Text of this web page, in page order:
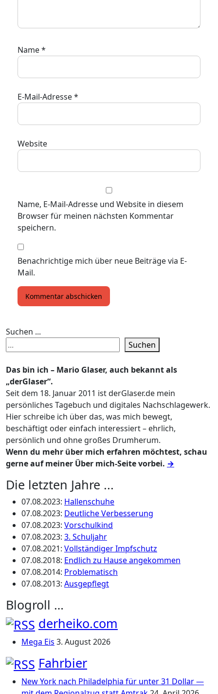
Name*
E-Mail-Adresse*
Website
Name, E-Mail-Adresse und Website in diesem
Browser für meinen nächsten Kommentar
speichern.
Benachrichtige mich über neue Beiträge via E-
Mail.
Suchen ...
Suchen
Das bin ich – Mario Glaser, auch bekannt als
„derGlaser“.
Seit dem 18. Januar 2011 ist derGlaser.de mein
persönliches Tagebuch und digitales Nachschlagewerk.
Hier schreibe ich über das, was mich bewegt,
beschäftigt oder einfach interessiert – ehrlich,
persönlich und ohne großes Drumherum.
Wenn du mehr über mich erfahren möchtest, schau
gerne auf meiner Über mich-Seite vorbei. →
Die letzten Jahre ...
07.08.2023: Hallenschuhe
07.08.2023: Deutliche Verbesserung
07.08.2023: Vorschulkind
07.08.2023: 3. Schuljahr
07.08.2021: Vollständiger Impfschutz
07.08.2018: Endlich zu Hause angekommen
07.08.2014: Problematisch
07.08.2013: Ausgepflegt
Blogroll …
derheiko.com
Mega Eis 3. August 2026
Fahrbier
New York nach Philadelphia für unter 31 Dollar —